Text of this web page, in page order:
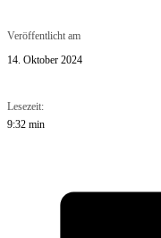
Veröffentlicht am
14. Oktober 2024
Lesezeit:
9:32 min